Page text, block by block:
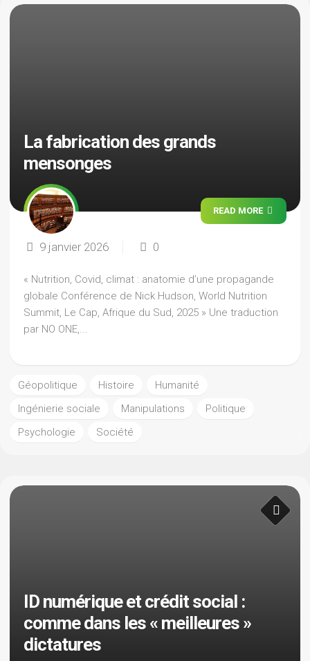
La fabrication des grands
mensonges
READ MORE
9 janvier 2026 0
« Nutrition, Covid, climat : anatomie d’une propagande
globale Conférence de Nick Hudson, World Nutrition
Summit, Le Cap, Afrique du Sud, 2025 » Une traduction
par NO ONE,...
Géopolitique Histoire
Humanité
Ingénierie sociale
Manipulations
Politique
Psychologie
Société
ID numérique et crédit social :
comme dans les « meilleures »
dictatures